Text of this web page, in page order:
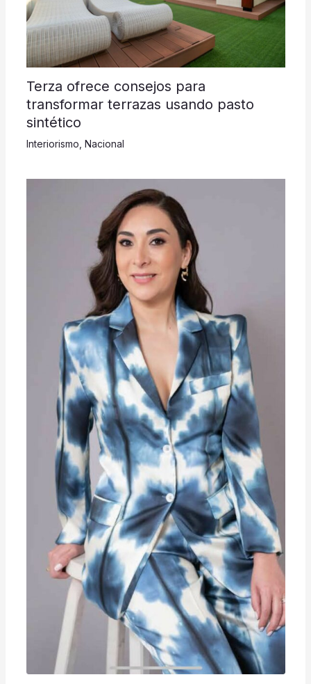
Terza ofrece consejos para
transformar terrazas usando pasto
sintético
Interiorismo Nacional